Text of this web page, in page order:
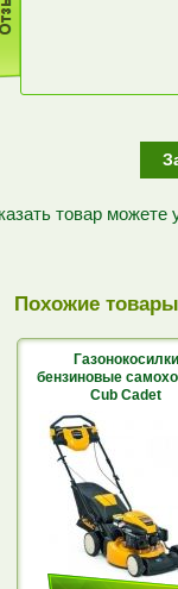
товар
Похожие товары
Газонокосилки
бензиновые
Cub Cadet